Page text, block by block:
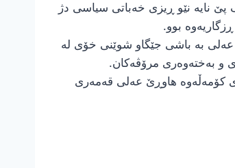
پێ نایە نێو ڕیزی خەباتی سیاسی دژ
بوو.
ئاشنا بوو کاک عەلی بە باشی جێگاو شوێنی خۆی لە
و بەختەوەری مرۆڤەکان.
کۆمەڵەوە هاوڕێ عەلی قەمەری